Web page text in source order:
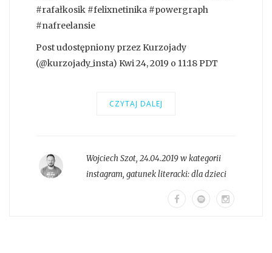
#rafałkosik #felixnetinika #powergraph
#nafreelansie
Post udostępniony przez Kurzojady
(@kurzojady_insta) Kwi 24, 2019 o 11:18 PDT
CZYTAJ DALEJ
Wojciech Szot, 24.04.2019 w kategorii
instagram, gatunek literacki:dla dzieci